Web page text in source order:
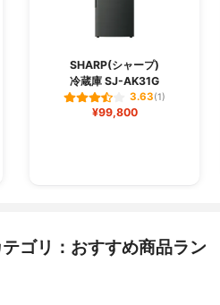
SHARP(シャープ)
冷蔵庫 SJ-AK31G
3.63(1)
¥99,800
ゴリ：おすすめ商品ラン